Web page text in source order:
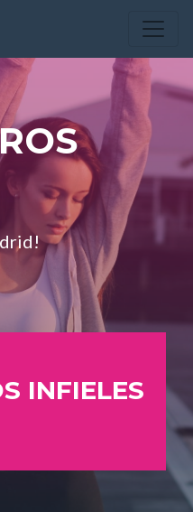
INFIELES